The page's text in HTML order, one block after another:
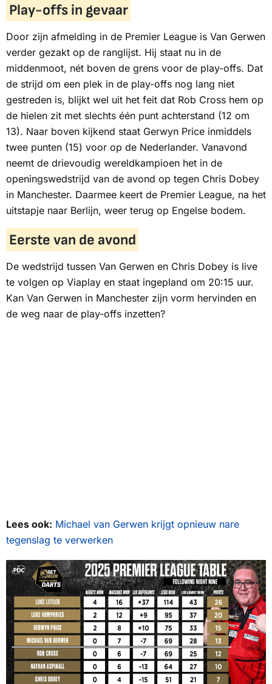
Play-offs in gevaar
Door zijn afmelding in de Premier League is Van Gerwen
verder gezakt op de ranglijst. Hij staat nu in de
middenmoot, nét boven de grens voor de play-offs. Dat
de strijd om een plek in de play-offs nog lang niet
gestreden is, blijkt wel uit het feit dat Rob Cross hem op
de hielen zit met slechts één punt achterstand (12 om
13). Naar boven kijkend staat Gerwyn Price inmiddels
twee punten (15) voor op de Nederlander. Vanavond
neemt de drievoudig wereldkampioen het in de
openingswedstrijd van de avond op tegen Chris Dobey
in Manchester. Daarmee keert de Premier League, na het
uitstapje naar Berlijn, weer terug op Engelse bodem.
Eerste van de avond
De wedstrijd tussen Van Gerwen en Chris Dobey is live
te volgen op Viaplay en staat ingepland om 20:15 uur.
Kan Van Gerwen in Manchester zijn vorm hervinden en
de weg naar de play-offs inzetten?
Lees ook: Michael van Gerwen krijgt opnieuw nare
tegenslag te verwerken